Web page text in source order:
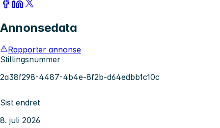
Annonsedata
Rapporter annonse
Stillingsnummer
2a38f298-4487-4b4e-8f2b-d64edbb1c10c
Sist endret
8. juli 2026